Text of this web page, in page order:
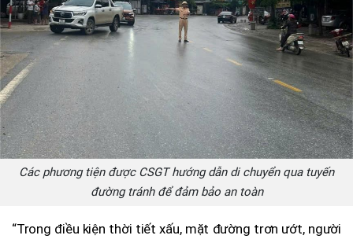
Các phương tiện được CSGT hướng dẫn di chuyển qua tuyến
đường tránh để đảm bảo an toàn
“Trong điều kiện thời tiết xấu, mặt đường trơn ướt, người